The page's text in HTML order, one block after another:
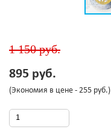
1 150 руб.
895 руб.
(Экономия в цене - 255 руб.)